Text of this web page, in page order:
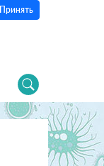
Принять